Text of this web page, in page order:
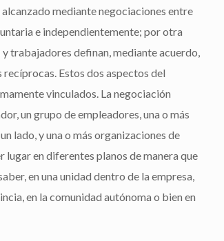
alcanzado mediante negociaciones entre
e independientemente; por otra
trabajadores definan, mediante acuerdo,
recíprocas. Estos dos aspectos del
vinculados. La negociación
un grupo de empleadores, una o más
lado, y una o más organizaciones de
en diferentes planos de manera que
en una unidad dentro de la empresa,
en la comunidad autónoma o bien en